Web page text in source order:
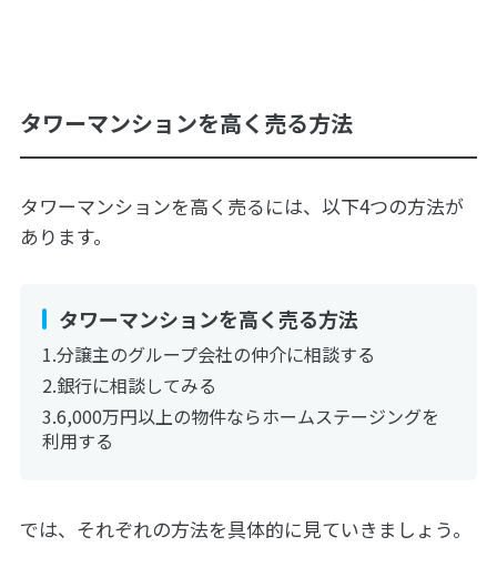
タワーマンションを高く売る方法
タワーマンションを高く売るには、以下4つの方法が
あります。
タワーマンションを高く売る方法
分譲主のグループ会社の仲介に相談する
銀行に相談してみる
6,000万円以上の物件ならホームステージングを
利用する
では、それぞれの方法を具体的に見ていきましょう。